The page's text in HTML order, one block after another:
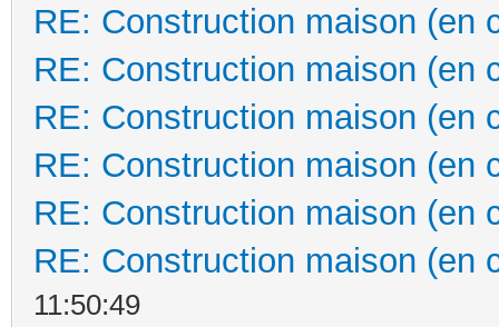
RE: Construction maison (en
RE: Construction maison (en
RE: Construction maison (en
RE: Construction maison (en
RE: Construction maison (en
RE: Construction maison (en
11:50:49